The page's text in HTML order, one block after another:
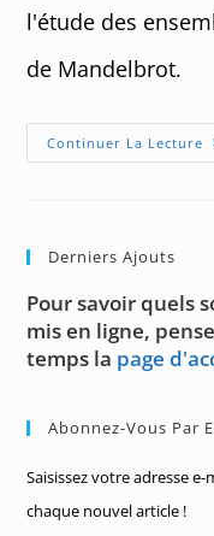
l'étude des
de Mandelbrot.
Continuer La Lecture
Derniers Ajouts
Pour savoir quels
mis en ligne,
temps la page
Abonnez-Vous Par
Saisissez votre adresse
chaque nouvel article !